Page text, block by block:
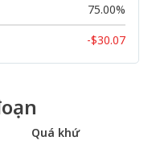
75.00%
-$30.07
Quá khứ